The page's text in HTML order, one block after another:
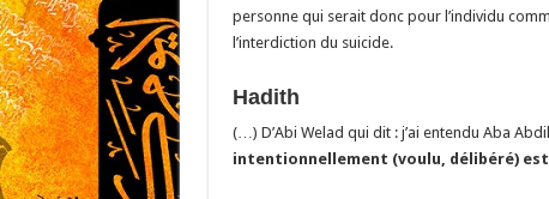
personne qui serait donc pour l’individu
l’interdiction du suicide.
Hadith
(…) D’Abi Welad qui dit : j’ai entendu Aba
intentionnellement (voulu, délibéré)